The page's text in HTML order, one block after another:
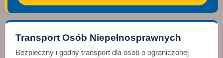
Transport Osób Niepełnosprawnych
Bezpieczny i godny transport dla osób o ograniczonej